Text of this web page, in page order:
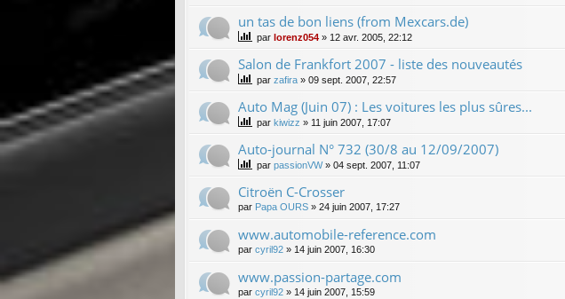
un tas de bon liens (from Mexcars.de)
par lorenz054 » 12 avr. 2005, 22:12
Salon de Frankfort 2007 - liste des nouveautés
par zafira » 09 sept. 2007, 22:57
Auto Mag (Juin 07) : Les voitures les plus sûres...
par kiwizz » 11 juin 2007, 17:07
Auto-journal N° 732 (30/8 au 12/09/2007)
par passionVW» 04 sept. 2007, 11:07
Citroën C-Crosser
par Papa OURS » 24 juin 2007, 17:27
www.automobile-reference.com
par cyril92 » 14 juin 2007, 16:30
www.passion-partage.com
par cyril92 » 14 juin 2007, 15:59